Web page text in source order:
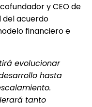
y CEO de
del acuerdo
financiero e
evolucionar
hasta
tanto